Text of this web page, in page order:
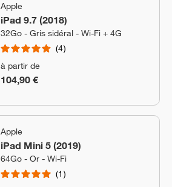
Apple
iPad 9.7 (2018)
32Go - Gris sidéral - Wi-Fi + 4G
4
à partir de
104,90 €
Apple
iPad Mini 5 (2019)
64Go - Or - Wi-Fi
1